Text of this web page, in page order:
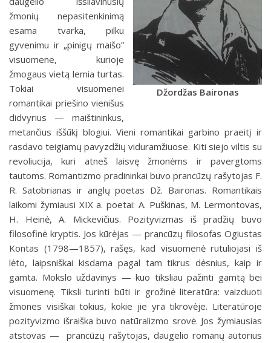
Džordžas Baironas
žmonių nepasitenkinimą
esama tvarka, pilku
gyvenimu ir „pinigų maišo”
visuomene, kurioje
žmogaus vietą lemia turtas.
Tokiai visuomenei
romantikai priešino vienišus
didvyrius — maištininkus,
metančius iššūkį blogiui. Vieni romantikai garbino praeitį ir
rasdavo teigiamų pavyzdžių viduramžiuose. Kiti siejo viltis su
revoliucija, kuri atneš laisvę žmonėms ir pavergtoms
tautoms. Romantizmo pradininkai buvo prancūzų rašytojas F.
R. Satobrianas ir anglų poetas Dž. Baironas. Romantikais
laikomi žymiausi XIX a. poetai: A. Puškinas, M. Lermontovas,
H. Heinė, A. Mickevičius. Pozityvizmas iš pradžių buvo
filosofinė kryptis. Jos kūrėjas — prancūzų filosofas Ogiustas
Kontas (1798—1857), rašęs, kad visuomenė rutuliojasi iš
lėto, laipsniškai kisdama pagal tam tikrus dėsnius, kaip ir
gamta. Mokslo uždavinys — kuo tiksliau pažinti gamtą bei
visuomenę. Tiksli turinti būti ir grožinė literatūra: vaizduoti
žmones visiškai tokius, kokie jie yra tikrovėje. Literatūroje
pozityvizmo išraiška buvo natūralizmo srovė. Jos žymiausias
atstovas — prancūzų rašytojas, daugelio romanų autorius